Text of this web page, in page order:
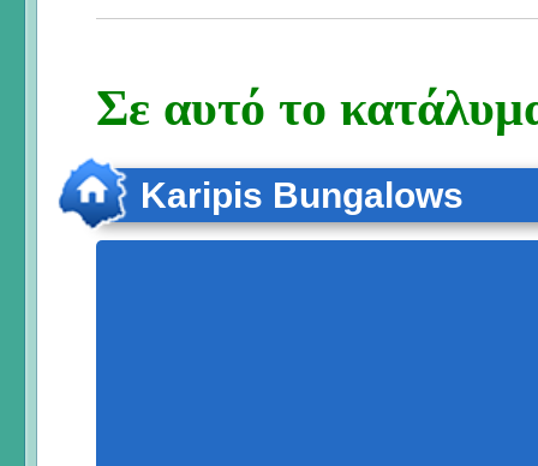
Σε αυτό το
Karipis Bungalows